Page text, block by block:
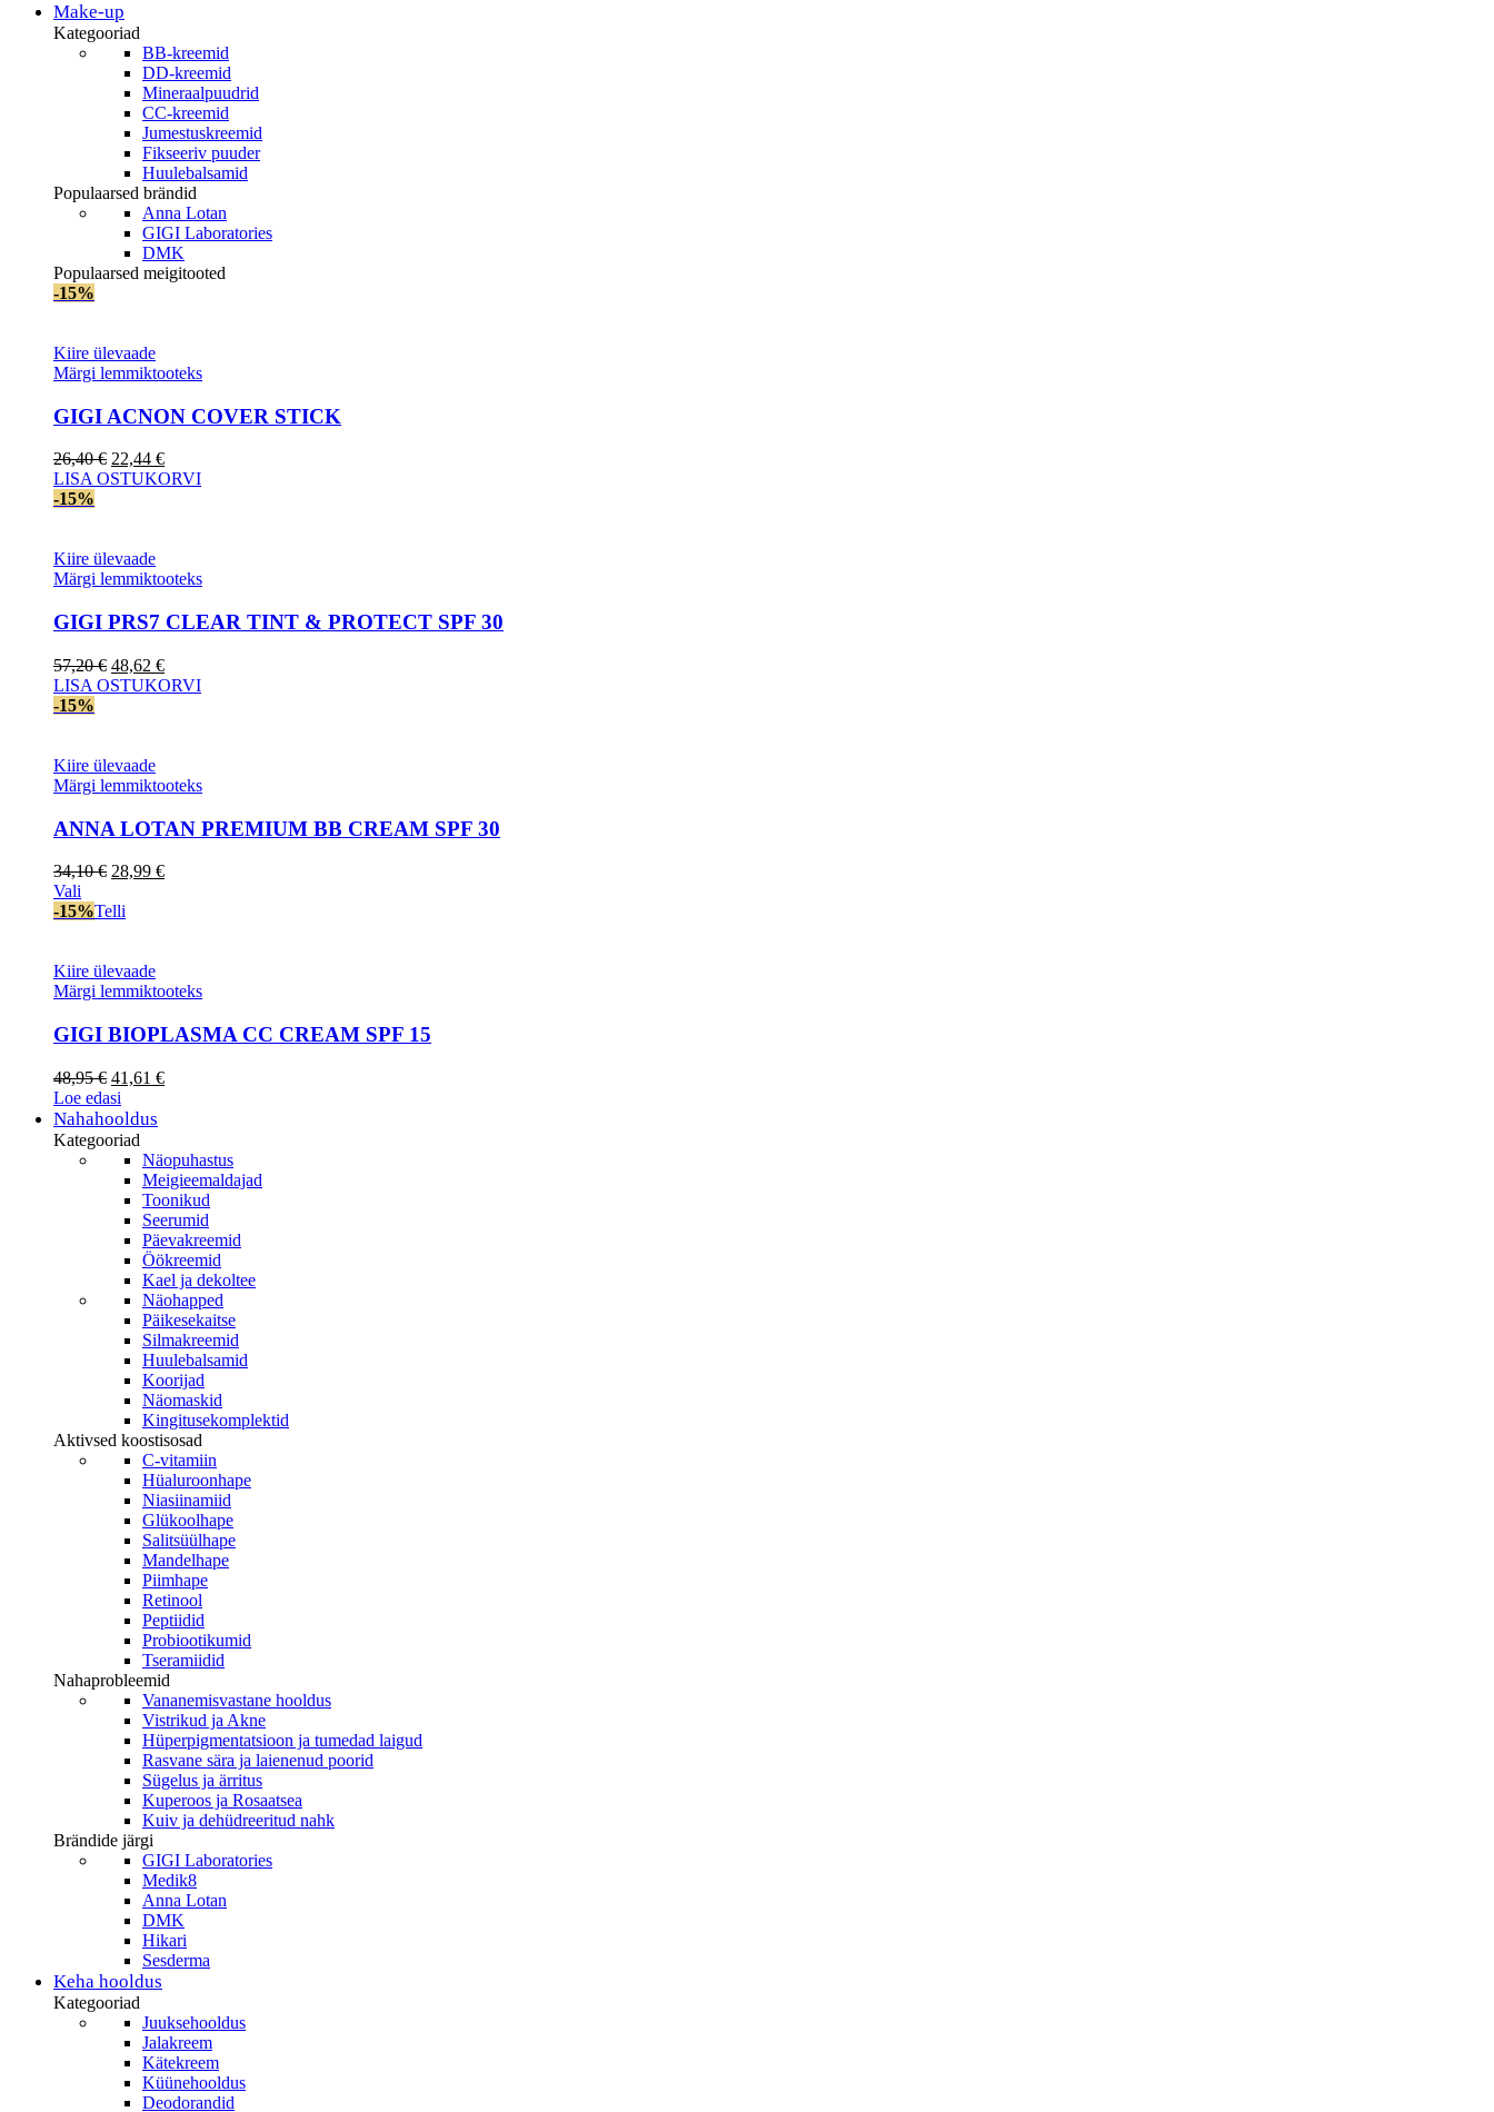
Make-up
Kategooriad
BB-kreemid
DD-kreemid
Mineraalpuudrid
CC-kreemid
Jumestuskreemid
Fikseeriv puuder
Huulebalsamid
Populaarsed brändid
Anna Lotan
GIGI Laboratories
DMK
Populaarsed meigitooted
-15%
Kiire ülevaade
Märgi lemmiktooteks
GIGI AСNON COVER STICK
26,40€ Algne
hind
22,44 €Current
price
LISA OSTUKORVI
-15%
Kiire ülevaade
Märgi lemmiktooteks
GIGI PRS7 CLEAR TINT & PROTECT SPF 30
57,20€ Algne
hind
48,62 €Current
price
LISA OSTUKORVI
-15%
Kiire ülevaade
Märgi lemmiktooteks
ANNA LOTAN PREMIUM BB CREAM SPF 30
34,10€ Algne
oli:
28,99 €Current
Vali
product
variants.
The
may
be
chosen
on
the
product
page
-15%Telli
Kiire ülevaade
Märgi lemmiktooteks
GIGI BIOPLASMA CC CREAM SPF 15
48,95€ Algne
hind
oli:
48,95 €.
41,61 €Current
Loe edasi
Nahahooldus
Kategooriad
Näopuhastus
Meigieemaldajad
Toonikud
Seerumid
Päevakreemid
Öökreemid
Kael ja dekoltee
Näohapped
Päikesekaitse
Silmakreemid
Huulebalsamid
Koorijad
Näomaskid
Kingitusekomplektid
Aktivsed koostisosad
C-vitamiin
Hüaluroonhape
Niasiinamiid
Glükoolhape
Salitsüülhape
Mandelhape
Piimhape
Retinool
Peptiidid
Probiootikumid
Tseramiidid
Nahaprobleemid
Vananemisvastane hooldus
Vistrikud ja Akne
Hüperpigmentatsioon ja tumedad laigud
Rasvane sära ja laienenud poorid
Sügelus ja ärritus
Kuperoos ja Rosaatsea
Kuiv ja dehüdreeritud nahk
Brändide järgi
GIGI Laboratories
Medik8
Anna Lotan
DMK
Hikari
Sesderma
Keha hooldus
Kategooriad
Juuksehooldus
Jalakreem
Kätekreem
Küünehooldus
Deodorandid